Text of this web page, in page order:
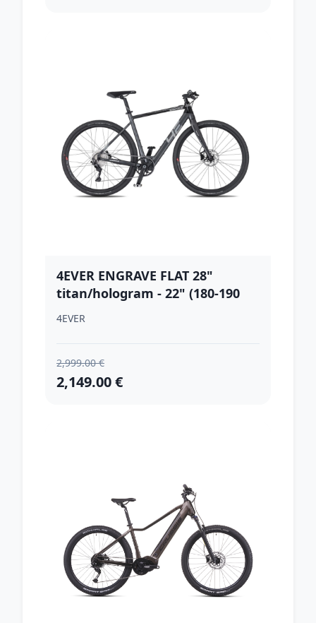
4EVER ENGRAVE FLAT 28"
titan/hologram - 22" (180-190
cm)
4EVER
2,999.00 €
2,149.00 €